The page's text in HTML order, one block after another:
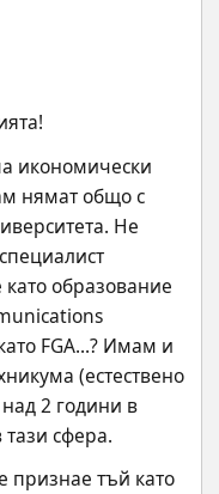
икономически
нямат общо с
Не
образование
FGA...? Имам и
(естествено
2 години в
сфера.
признае тъй като